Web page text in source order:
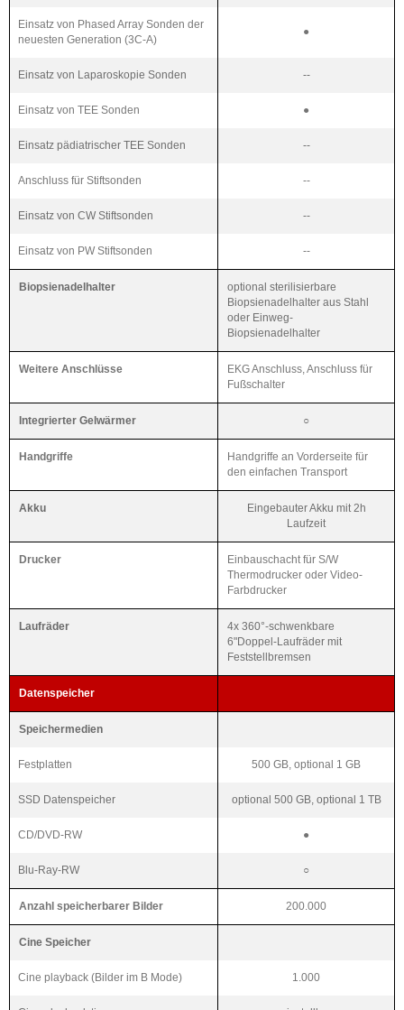
Einsatz von Phased Array Sonden der
neuesten Generation (3C-A)
●
Einsatz von Laparoskopie Sonden --
Einsatz von TEE Sonden ●
Einsatz pädiatrischer TEE Sonden --
Anschluss für Stiftsonden --
Einsatz von CW Stiftsonden --
Einsatz von PW Stiftsonden --
Biopsienadelhalter
optional sterilisierbare
Biopsienadelhalter aus Stahl
oder Einweg-
Biopsienadelhalter
Weitere Anschlüsse
EKG Anschluss, Anschluss für
Fußschalter
Integrierter Gelwärmer ○
Handgriffe
Handgriffe an Vorderseite für
den einfachen Transport
Akku
Eingebauter Akku mit 2h
Laufzeit
Drucker
Einbauschacht für S/W
Thermodrucker oder Video-
Farbdrucker
Laufräder
4x 360°-schwenkbare
6"Doppel-Laufräder mit
Feststellbremsen
Datenspeicher
Speichermedien
Festplatten 500 GB, optional 1 GB
SSD Datenspeicher optional 500 GB, optional 1 TB
CD/DVD-RW ●
Blu-Ray-RW ○
Anzahl speicherbarer Bilder 200.000
Cine Speicher
Cine playback (Bilder im B Mode) 1.000